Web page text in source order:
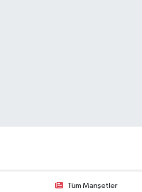
Tüm Manşetler